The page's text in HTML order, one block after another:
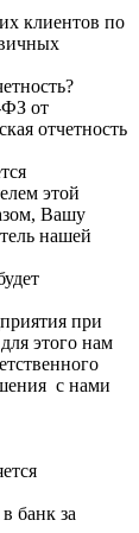
клиентов по
ФЗ от
отчетность
этой
Вашу
нашей
при
этого нам
с нами
банк за